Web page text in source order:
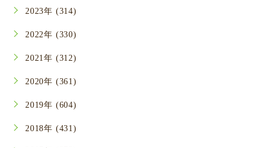
2023年 (314)
2022年 (330)
2021年 (312)
2020年 (361)
2019年 (604)
2018年 (431)